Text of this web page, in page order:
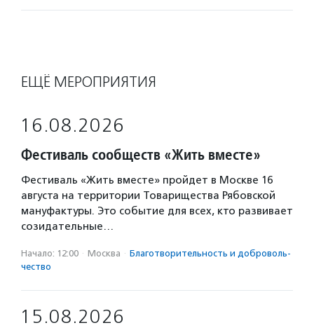
ЕЩЁ МЕРОПРИЯТИЯ
16.08.2026
Фестиваль сообществ «Жить вместе»
Фестиваль «Жить вместе» пройдет в Москве 16
августа на территории Товарищества Рябовской
мануфактуры. Это событие для всех, кто развивает
созидательные…
Начало: 12:00 · Москва · Благотвори­тель­ность и доброволь­
чест­во
15.08.2026